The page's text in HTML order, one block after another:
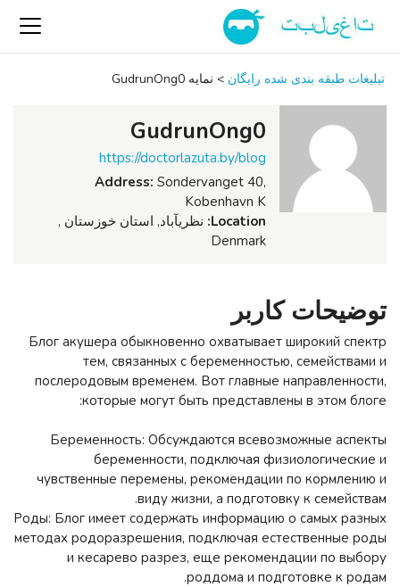
تبلیغات طبقه بندی شده رایگان > نمایه GudrunOng0
GudrunOng0
https://doctorlazuta.by/blog
Address: Sondervanget 40,
Kobenhavn K
Location: نظریآباد, استان خوزستان ,
Denmark
توضیحات کاربر
Блог акушера обыкновенно охватывает широкий спектр
тем, связанных с беременностью, семействами и
послеродовым временем. Вот главные направленности,
которые могут быть представлены в этом блоге:
Беременность: Обсуждаются всевозможные аспекты
беременности, подключая физиологические и
чувственные перемены, рекомендации по кормлению и
виду жизни, а подготовку к семействам.
Роды: Блог имеет содержать информацию о самых разных
методах родоразрешения, подключая естественные роды
и кесарево разрез, еще рекомендации по выбору
роддома и подготовке к родам.